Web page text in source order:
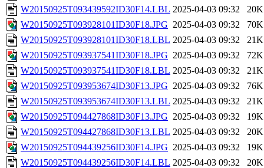
W20150925T093439592ID30F14.LBL 2025-04-03 09:32
20K
W20150925T093928101ID30F18.JPG 2025-04-03 09:32
70K
W20150925T093928101ID30F18.LBL 2025-04-03 09:32
21K
W20150925T093937541ID30F18.JPG 2025-04-03 09:32
72K
W20150925T093937541ID30F18.LBL 2025-04-03 09:32
21K
W20150925T093953674ID30F13.JPG 2025-04-03 09:32
76K
W20150925T093953674ID30F13.LBL 2025-04-03 09:32
21K
W20150925T094427868ID30F13.JPG 2025-04-03 09:32
19K
W20150925T094427868ID30F13.LBL 2025-04-03 09:32
20K
W20150925T094439256ID30F14.JPG 2025-04-03 09:32
19K
W20150925T094439256ID30F14.LBL 2025-04-03 09:32
20K